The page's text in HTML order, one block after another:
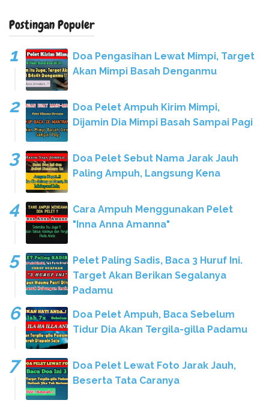
Postingan Populer
Doa Pengasihan Lewat Mimpi, Target
Akan Mimpi Basah Denganmu
Doa Pelet Ampuh Kirim Mimpi,
Dijamin Dia Mimpi Basah Sampai Pagi
Doa Pelet Sebut Nama Jarak Jauh
Paling Ampuh, Langsung Kena
Cara Ampuh Menggunakan Pelet
"Inna Anna Amanna"
Pelet Paling Sadis, Baca 3 Huruf Ini.
Target Akan Berikan Segalanya
Padamu
Doa Pelet Ampuh, Baca Sebelum
Tidur Dia Akan Tergila-gilla Padamu
Doa Pelet Lewat Foto Jarak Jauh,
Beserta Tata Caranya